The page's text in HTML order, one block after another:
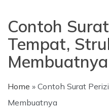
Contoh
Tempat,
Membuatnya
Home » Contoh Surat
Membuatnya